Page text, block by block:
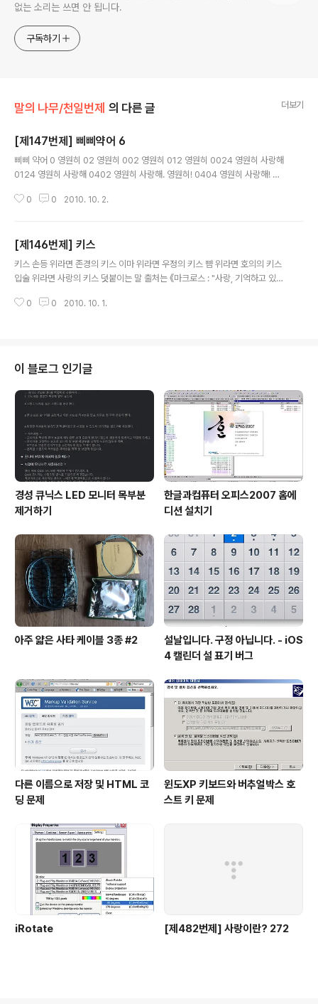
없는 소리는 쓰면 안 됩니다.
구독하기
말의 나무/천일번제 의 다른 글 더보기
[제147번제] 삐삐약어 6
삐삐 약어 0 영원히 02 영원히 002 영원히 012 영원히 0024 영원히 사랑해
0124 영원히 사랑해 0402 영원히 사랑해. 영원히! 0404 영원히 사랑해! 영
노트에서 작성되었습니다.
0 0 2010. 10. 2.
[제146번제] 키스
키스 손등 위라면 존경의 키스 이마 위라면 우정의 키스 뺨 위라면 호의의 키스
입술 위라면 사랑의 키스 덧붙이는 말 출처는 《마크로스 : "사랑, 기억하고 있습
0 0 2010. 10. 1.
이 블로그 인기글
경성 큐닉스 LED 모니터 목부분
제거하기
한글과컴퓨터 오피스2007 홈에
디션 설치기
아주 얇은 사타 케이블 3종 #2
설날입니다. 구정 아닙니다. - iOS
4 캘린더 설 표기 버그
다른 이름으로 저장 및 HTML 코
딩 문제
윈도XP 키보드와 버추얼박스 호
스트 키 문제
iRotate [제482번제] 사랑이란? 272